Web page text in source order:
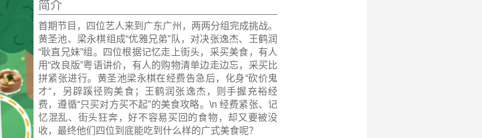
简介
首期节目，四位艺人来到广东广州，两两分组完成挑战。
黄圣池、梁永棋组成“优雅兄弟”队，对决张逸杰、王鹤润
“耿直兄妹”组。四位根据记忆走上街头，采买美食，有人
用“改良版”粤语讲价，有人的购物清单边走边忘，采买比
拼紧张进行。黄圣池梁永棋在经费告急后，化身“砍价鬼
才“，另辟蹊径购美食；王鹤润张逸杰，则手握充裕经
费，遵循“只买对方买不起”的美食攻略。\n 经费紧张、记
忆混乱、街头狂奔，好不容易买回的食物，却又要被没
收，最终他们四位到底能吃到什么样的广式美食呢？